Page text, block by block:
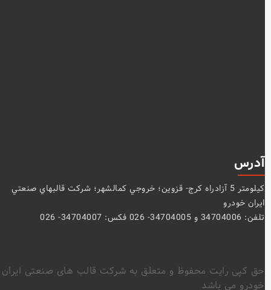
آدرس
كيلومتر 5 آزادراه كرج- قزوين؛ خروجي كمالشهر؛ شركت قالبهاي صنعتي
ايران خودرو
تلفن: 34704006 و 34704005- 026 فکس: 34704007- 026
حق کپی رایت محفوظ و متعلق به شرکت قالب های صنعتی ایران
خودرو می باشد